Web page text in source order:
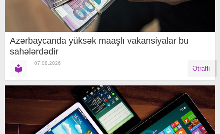
Azərbaycanda yüksək maaşlı vakansiyalar bu
sahələrdədir
07.08.2026
Ətraflı